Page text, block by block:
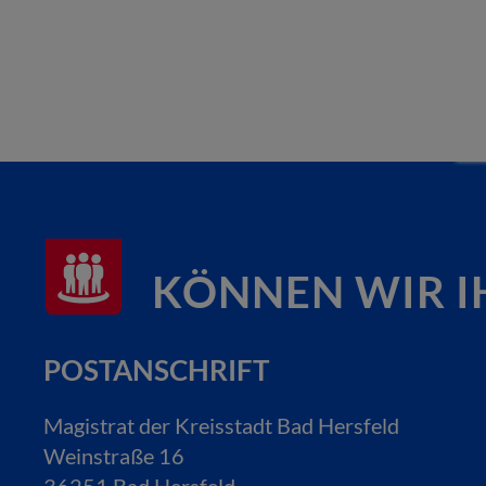
KÖNNEN WIR
POSTANSCHRIFT
Magistrat der Kreisstadt Bad Hersfeld
Weinstraße 16